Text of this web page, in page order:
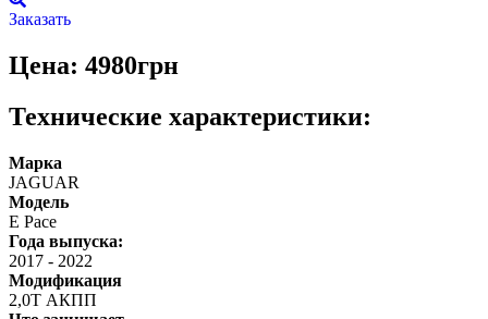
Заказать
Цена: 4980грн
Технические характеристики:
Марка
JAGUAR
Модель
E Pace
Года выпуска:
2017 - 2022
Модификация
2,0Т АКПП